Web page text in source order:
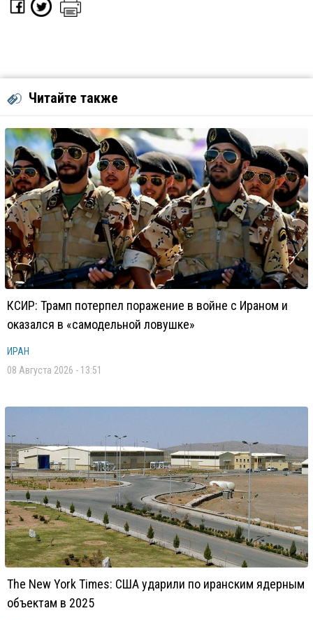
Читайте также
КСИР: Трамп потерпел поражение в войне с Ираном и
оказался в «самодельной ловушке»
ИРАН
08 Августа 2026 - 13:51
The New York Times: США ударили по иранским ядерным
объектам в 2025